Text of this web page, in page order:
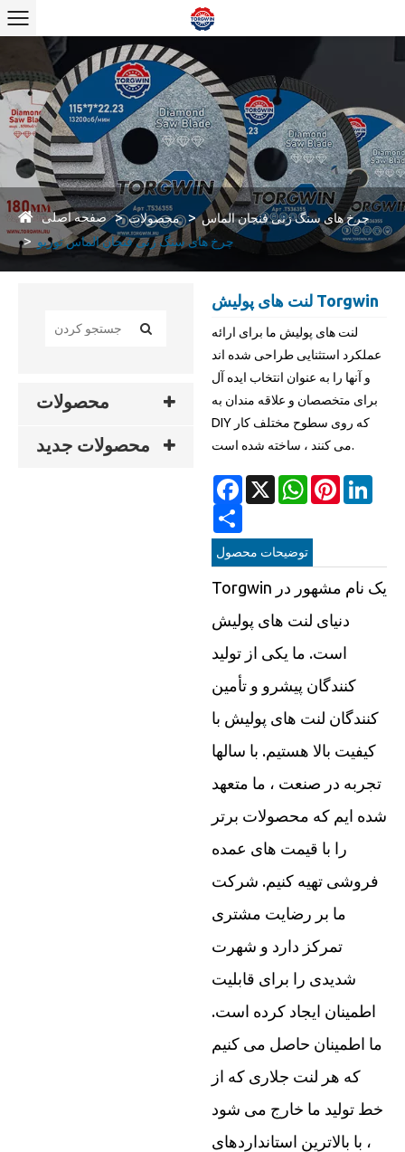
صفحه اصلی محصولات
چرخ های سنگ زنی فنجان الماس
چرخ های سنگ زنی فنجان الماس توربو
محصولات
محصولات جدید
لنت های پولیش Torgwin
لنت های پولیش ما برای ارائه
عملکرد استثنایی طراحی شده اند
و آنها را به عنوان انتخاب ایده آل
برای متخصصان و علاقه مندان به
DIY که روی سطوح مختلف کار
می کنند ، ساخته شده است.
Facebook
X WhatsAppPinterest
توضیحات محصول
Torgwin یک نام مشهور در
دنیای لنت های پولیش
است. ما یکی از تولید
کنندگان پیشرو و تأمین
کنندگان لنت های پولیش با
کیفیت بالا هستیم. با سالها
تجربه در صنعت ، ما متعهد
شده ایم که محصولات برتر
را با قیمت های عمده
فروشی تهیه کنیم. شرکت
ما بر رضایت مشتری
تمرکز دارد و شهرت
شدیدی را برای قابلیت
اطمینان ایجاد کرده است.
ما اطمینان حاصل می کنیم
که هر لنت جلاری که از
خط تولید ما خارج می شود
، با بالاترین استانداردهای